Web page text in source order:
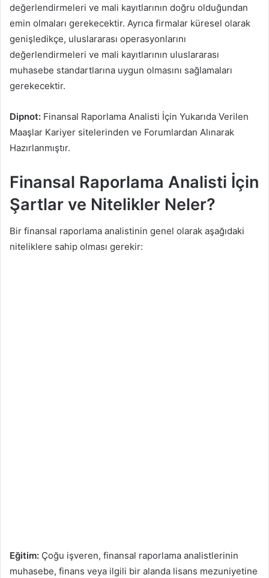
değerlendirmeleri ve mali kayıtlarının doğru olduğundan
emin olmaları gerekecektir. Ayrıca firmalar küresel olarak
genişledikçe, uluslararası operasyonlarını
değerlendirmeleri ve mali kayıtlarının uluslararası
muhasebe standartlarına uygun olmasını sağlamaları
gerekecektir.
Dipnot: Finansal Raporlama Analisti İçin Yukarıda Verilen
Maaşlar Kariyer sitelerinden ve Forumlardan Alınarak
Hazırlanmıştır.
Finansal Raporlama Analisti İçin
Şartlar ve Nitelikler Neler?
Bir finansal raporlama analistinin genel olarak aşağıdaki
niteliklere sahip olması gerekir:
Eğitim: Çoğu işveren, finansal raporlama analistlerinin
muhasebe, finans veya ilgili bir alanda lisans mezuniyetine